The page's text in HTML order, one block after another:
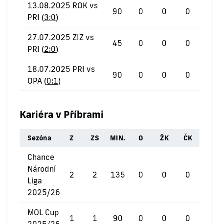
13.08.2025 ROK vs
PRI (3:0)
90 0 0 0
27.07.2025 ZIZ vs
PRI (2:0)
45 0 0 0
18.07.2025 PRI vs
OPA (0:1)
90 0 0 0
Kariéra v Příbrami
Sezóna Z ZS MIN. G ŽK ČK
Chance
Národní
Liga
2025/26
2 2 135 0 0 0
MOL Cup
1 1 90 0 0 0